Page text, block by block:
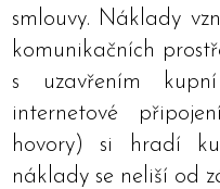
smlouvy. Náklady
komunikačních
s uzavřením
internetové
hovory) si hradí
náklady se neliší od